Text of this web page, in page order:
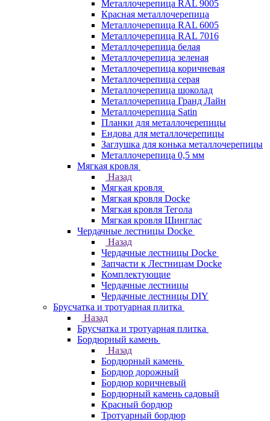
Металлочерепица RAL 9005
Красная металлочерепица
Металлочерепица RAL 6005
Металлочерепица RAL 7016
Металлочерепица белая
Металлочерепица зеленая
Металлочерепица коричневая
Металлочерепица серая
Металлочерепица шоколад
Металлочерепица Гранд Лайн
Металлочерепица Satin
Планки для металлочерепицы
Ендова для металлочерепицы
Заглушка для конька металлочерепицы
Металлочерепица 0,5 мм
Мягкая кровля
Назад
Мягкая кровля
Мягкая кровля Docke
Мягкая кровля Тегола
Мягкая кровля Шинглас
Чердачные лестницы Docke
Назад
Чердачные лестницы Docke
Запчасти к Лестницам Docke
Комплектующие
Чердачные лестницы
Чердачные лестницы DIY
Брусчатка и тротуарная плитка
Назад
Брусчатка и тротуарная плитка
Бордюрный камень
Назад
Бордюрный камень
Бордюр дорожный
Бордюр коричневый
Бордюрный камень садовый
Красный бордюр
Тротуарный бордюр